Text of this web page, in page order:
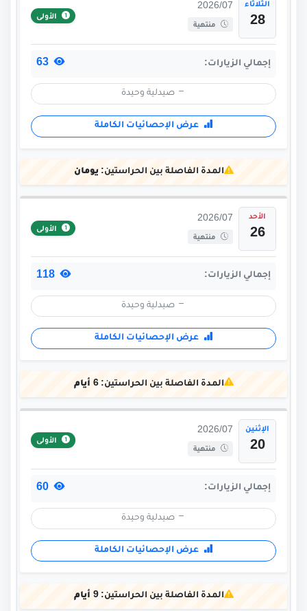
الثلاثاء
28
2026/07
منتهية
الأولى
إجمالي الزيارات:
صيدلية وحيدة
عرض الإحصائيات الكاملة
المدة الفاصلة بين الحراستين:يومان
الأحد
26
2026/07
منتهية
الأولى
إجمالي الزيارات:
صيدلية وحيدة
عرض الإحصائيات الكاملة
المدة الفاصلة بين الحراستين:6 أيام
الإثنين
20
2026/07
منتهية
الأولى
إجمالي الزيارات:
صيدلية وحيدة
عرض الإحصائيات الكاملة
المدة الفاصلة بين الحراستين:9 أيام